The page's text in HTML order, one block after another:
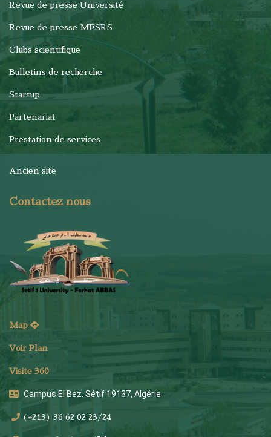
Revue de presse Université
Revue de presse MESRS
Clubs scientifique
Bulletins de recherche
Startup
Partenariat
Prestation de services
Ancien site
Contactez nous
Map
Voir Plan
Visite 360
Campus El Bez. Sétif 19137, Algérie
(+213) 36 62 02 23/24